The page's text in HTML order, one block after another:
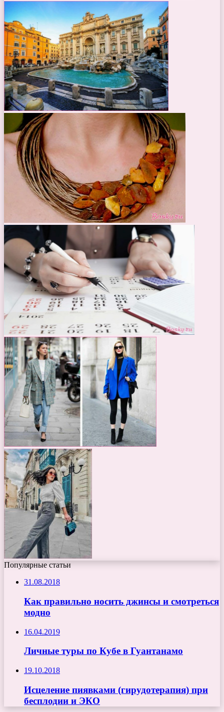
Популярные статьи
31.08.2018
Как правильно носить джинсы и смотреться
модно
16.04.2019
Личные туры по Кубе в Гуантанамо
19.10.2018
Исцеление пиявками (гирудотерапия) при
бесплодии и ЭКО